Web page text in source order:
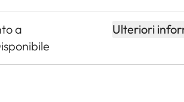
a
Ulteriori